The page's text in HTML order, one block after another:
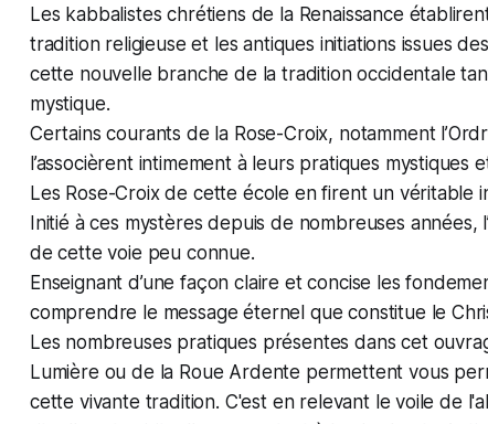
Les kabbalistes chrétiens de la Renaissance
tradition religieuse et les antiques initiations issues
cette nouvelle branche de la tradition occidentale
mystique.
Certains courants de la Rose-Croix, notamment
l’associèrent intimement à leurs pratiques mystiques
Les Rose-Croix de cette école en firent un véritable
Initié à ces mystères depuis de nombreuses années,
de cette voie peu connue.
Enseignant d’une façon claire et concise les
comprendre le message éternel que constitue le
Les nombreuses pratiques présentes dans cet
Lumière ou de la Roue Ardente permettent vous
cette vivante tradition. C'est en relevant le voile de